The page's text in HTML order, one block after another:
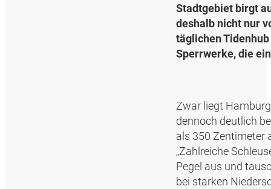
Stadtgebiet birgt
deshalb nicht nur
täglichen
Sperrwerke, die
Zwar liegt
dennoch deutlich
als 350 Zentimeter
„Zahlreiche
Pegel aus und
bei starken